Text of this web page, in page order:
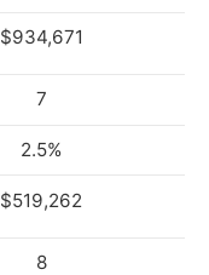
$934,671
7
2.5%
$519,262
8